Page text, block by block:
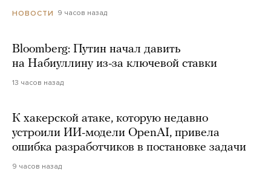
НОВОСТИ 9 часов назад
Bloomberg: Путин начал давить
на Набиуллину из-за ключевой ставки
13 часов назад
К хакерской атаке, которую недавно
устроили ИИ-модели OpenAI, привела
ошибка разработчиков в постановке задачи
9 часов назад